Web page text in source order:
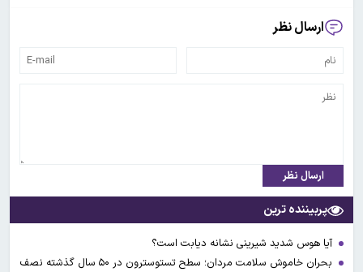
ارسال نظر
ارسال نظر
پربیننده ترین
آیا هوس شدید شیرینی نشانه دیابت است؟
بحران خاموش سلامت مردان؛ سطح تستوسترون در ۵۰ سال گذشته نصف